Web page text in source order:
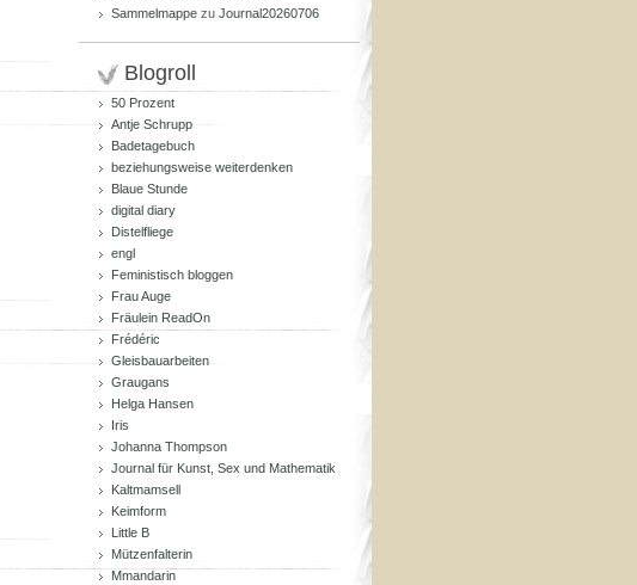
Sammelmappe zu Journal20260706
Blogroll
50 Prozent
Antje Schrupp
Badetagebuch
beziehungsweise weiterdenken
Blaue Stunde
digital diary
Distelfliege
engl
Feministisch bloggen
Frau Auge
Fräulein ReadOn
Frédéric
Gleisbauarbeiten
Graugans
Helga Hansen
Iris
Johanna Thompson
Journal für Kunst, Sex und Mathematik
Kaltmamsell
Keimform
Little B
Mützenfalterin
Mmandarin